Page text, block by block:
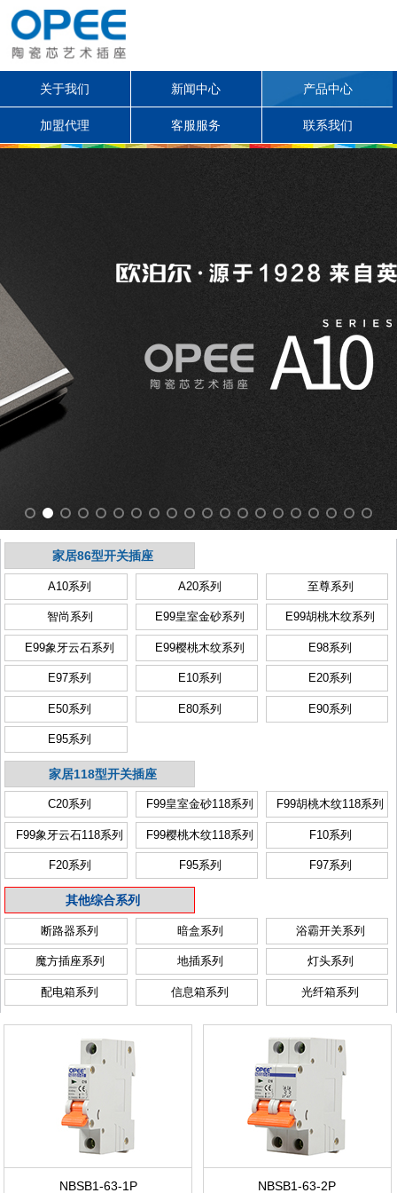
关于我们 新闻中心 产品中心
加盟代理 客服服务 联系我们
家居86型开关插座
A10系列 A20系列 至尊系列
智尚系列 E99皇室金砂系列 E99胡桃木纹系列
E99象牙云石系列 E99樱桃木纹系列 E98系列
E97系列 E10系列 E20系列
E50系列 E80系列 E90系列
E95系列
家居118型开关插座
C20系列 F99皇室金砂118系列 F99胡桃木纹118系列
F99象牙云石118系列 F99樱桃木纹118系列 F10系列
F20系列 F95系列 F97系列
其他综合系列
断路器系列 暗盒系列 浴霸开关系列
魔方插座系列 地插系列 灯头系列
配电箱系列 信息箱系列 光纤箱系列
NBSB1-63-1P NBSB1-63-2P